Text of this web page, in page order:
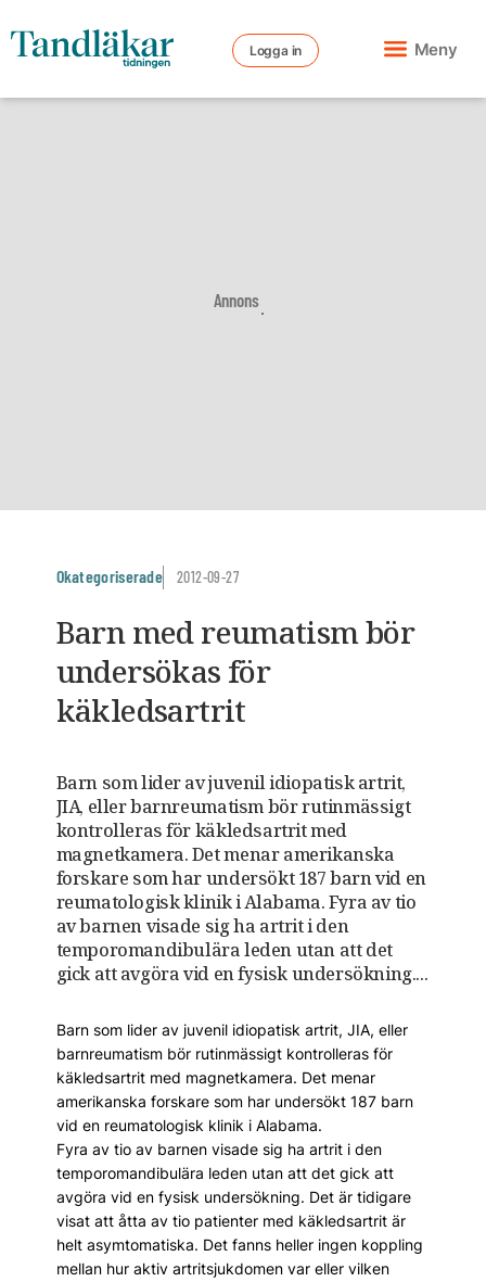
Logga in Meny
Annons
Okategoriserade 2012-09-27
Barn med reumatism bör
undersökas för
käkledsartrit
Barn som lider av juvenil idiopatisk artrit,
JIA, eller barnreumatism bör rutinmässigt
kontrolleras för käkledsartrit med
magnetkamera. Det menar amerikanska
forskare som har undersökt 187 barn vid en
reumatologisk klinik i Alabama. Fyra av tio
av barnen visade sig ha artrit i den
temporomandibulära leden utan att det
gick att avgöra vid en fysisk undersökning....
Barn som lider av juvenil idiopatisk artrit, JIA, eller
barnreumatism bör rutinmässigt kontrolleras för
käkledsartrit med magnetkamera. Det menar
amerikanska forskare som har undersökt 187 barn
vid en reumatologisk klinik i Alabama.
Fyra av tio av barnen visade sig ha artrit i den
temporomandibulära leden utan att det gick att
avgöra vid en fysisk undersökning. Det är tidigare
visat att åtta av tio patienter med käkledsartrit är
helt asymtomatiska. Det fanns heller ingen koppling
mellan hur aktiv artritsjukdomen var eller vilken